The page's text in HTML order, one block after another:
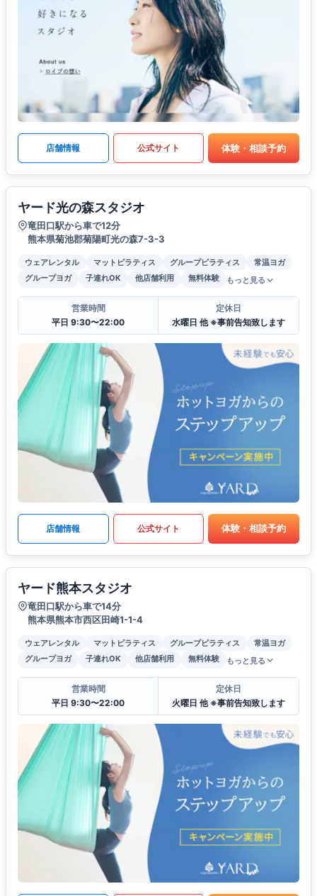
店舗情報 公式サイト 体験・相談予約
ヤード光の森スタジオ
竜田口駅から車で12分
熊本県菊池郡菊陽町光の森7-3-3
ウェアレンタル マットピラティス グループピラティス
常温ヨガ
グループヨガ
子連れOK 他店舗利用 無料体験 もっと見る
営業時間
平日 9:30〜22:00
定休日
水曜日 他 ※事前告知致します
店舗情報 公式サイト 体験・相談予約
ヤード熊本スタジオ
竜田口駅から車で14分
熊本県熊本市西区田崎1-1-4
ウェアレンタル マットピラティス グループピラティス
常温ヨガ
グループヨガ
子連れOK 他店舗利用 無料体験 もっと見る
営業時間
平日 9:30〜22:00
定休日
火曜日 他 ※事前告知致します